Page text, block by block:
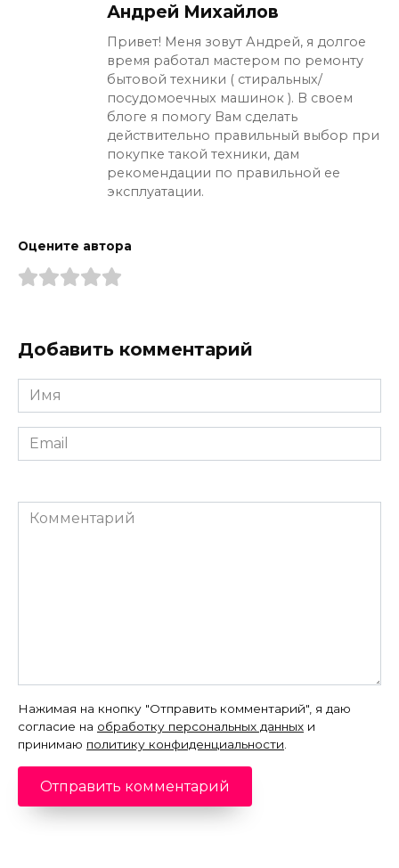
Андрей Михайлов
Привет! Меня зовут Андрей, я долгое
время работал мастером по ремонту
бытовой техники ( стиральных/
посудомоечных машинок ). В своем
блоге я помогу Вам сделать
действительно правильный выбор при
покупке такой техники, дам
рекомендации по правильной ее
эксплуатации.
Оцените автора
Добавить комментарий
Имя
*
Email
*
Комментарий
Нажимая на кнопку "Отправить комментарий", я даю
согласие на обработку персональных данных и
принимаю политику конфиденциальности